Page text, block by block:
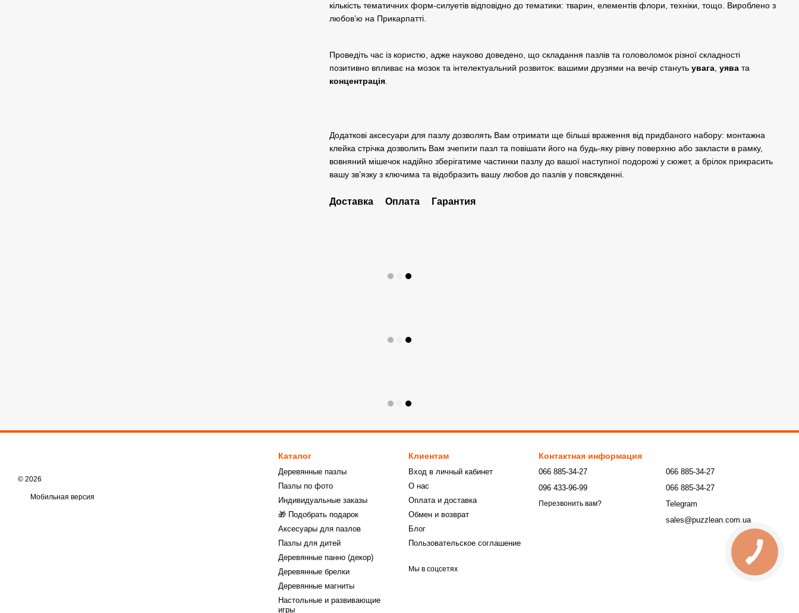
кількість тематичних форм-силуетів відповідно до тематики: тварин, елементів флори, техніки, тощо. Вироблено з
любов’ю на Прикарпатті.
Проведіть час із користю, адже науково доведено, що складання пазлів та головоломок різної складності
позитивно впливає на мозок та інтелектуальний розвиток: вашими друзями на вечір станутьувага, уявата
концентрація.
Додаткові аксесуари для пазлу дозволять Вам отримати ще більші враження від придбаного набору: монтажна
клейка стрічка дозволить Вам зчепити пазл та повішати його на будь-яку рівну поверхню або закласти в рамку,
вовняний мішечок надійно зберігатиме частинки пазлу до вашої наступної подорожі у сюжет, а брілок прикрасить
вашу зв’язку з ключима та відобразить вашу любов до пазлів у повсякденні.
Доставка Оплата Гарантия
© 2026
Мобильная версия
Каталог
Деревянные пазлы
Пазлы по фото
Индивидуальные заказы
🎁 Подобрать подарок
Аксесуары для пазлов
Пазлы для дитей
Деревянные панно (декор)
Деревянные брелки
Деревянные магниты
Настольные и развивающие
игры
Клиентам
Вход в личный кабинет
О нас
Оплата и доставка
Обмен и возврат
Блог
Пользовательское соглашение
Мы в соцсетях
Контактная информация
066 885-34-27
096 433-96-99
Перезвонить вам?
066 885-34-27
066 885-34-27
Telegram
sales@puzzlean.com.ua